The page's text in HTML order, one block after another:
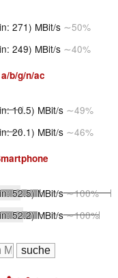
271) MBit/s ∼50%
249) MBit/s ∼40%
b/g/n/ac
10.5) MBit/s ∼49%
20.1) MBit/s ∼46%
52.5)MBit/s∼100%
52.2)MBit/s∼100%